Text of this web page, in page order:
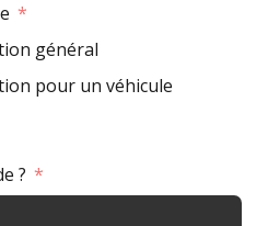
général
pour un véhicule
?